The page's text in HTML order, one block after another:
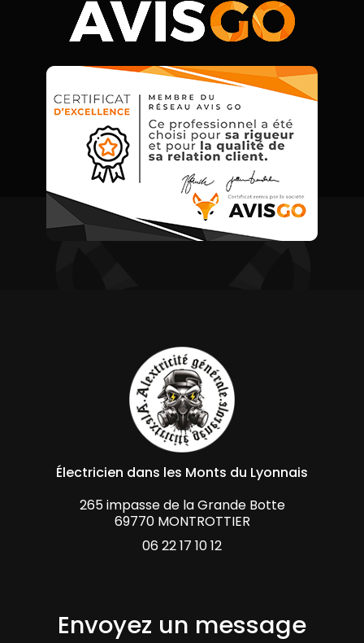
Électricien dans les Monts du Lyonnais
265 impasse de la Grande Botte
69770 MONTROTTIER
06 22 17 10 12
Envoyez un message